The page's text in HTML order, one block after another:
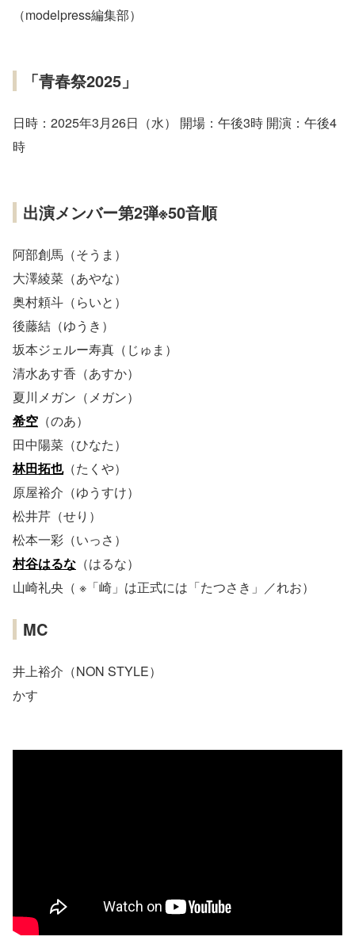
（modelpress編集部）
「青春祭2025」
日時：2025年3月26日（水） 開場：午後3時 開演：午後4
時
出演メンバー第2弾※50音順
阿部創馬（そうま）
大澤綾菜（あやな）
奥村頼斗（らいと）
後藤結（ゆうき）
坂本ジェルー寿真（じゅま）
清水あす香（あすか）
夏川メガン（メガン）
希空 （のあ）
田中陽菜（ひなた）
林田拓也（たくや）
原屋裕介（ゆうすけ）
松井芹（せり）
松本一彩（いっさ）
村谷はるな （はるな）
山崎礼央（ ※「崎」は正式には「たつさき」／れお）
MC
井上裕介（NON STYLE）
かす